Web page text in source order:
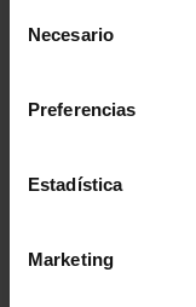
Necesario
Preferencias
Estadística
Marketing
Población